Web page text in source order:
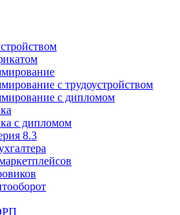
с трудоустройством
с дипломом
с дипломом
8.3